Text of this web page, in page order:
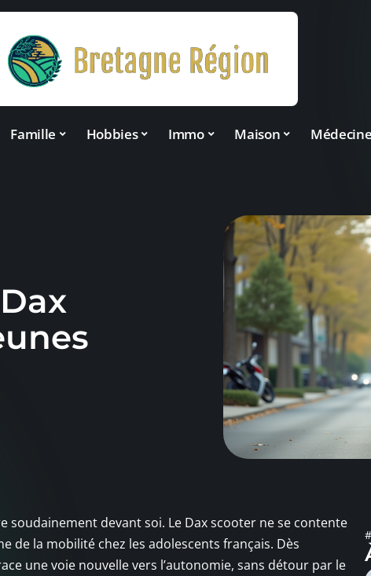
Famille Hobbies Immo Maison Médecine
soudainement devant soi. Le Dax scooter ne se contente
de la mobilité chez les adolescents français. Dès
une voie nouvelle vers l’autonomie, sans détour par le